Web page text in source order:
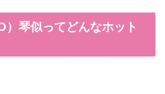
）琴似ってどんなホット